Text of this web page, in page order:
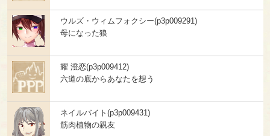
ウルズ・ウィムフォクシー(p3p009291)
母になった狼
耀 澄恋(p3p009412)
六道の底からあなたを想う
ネイルバイト(p3p009431)
筋肉植物の親友